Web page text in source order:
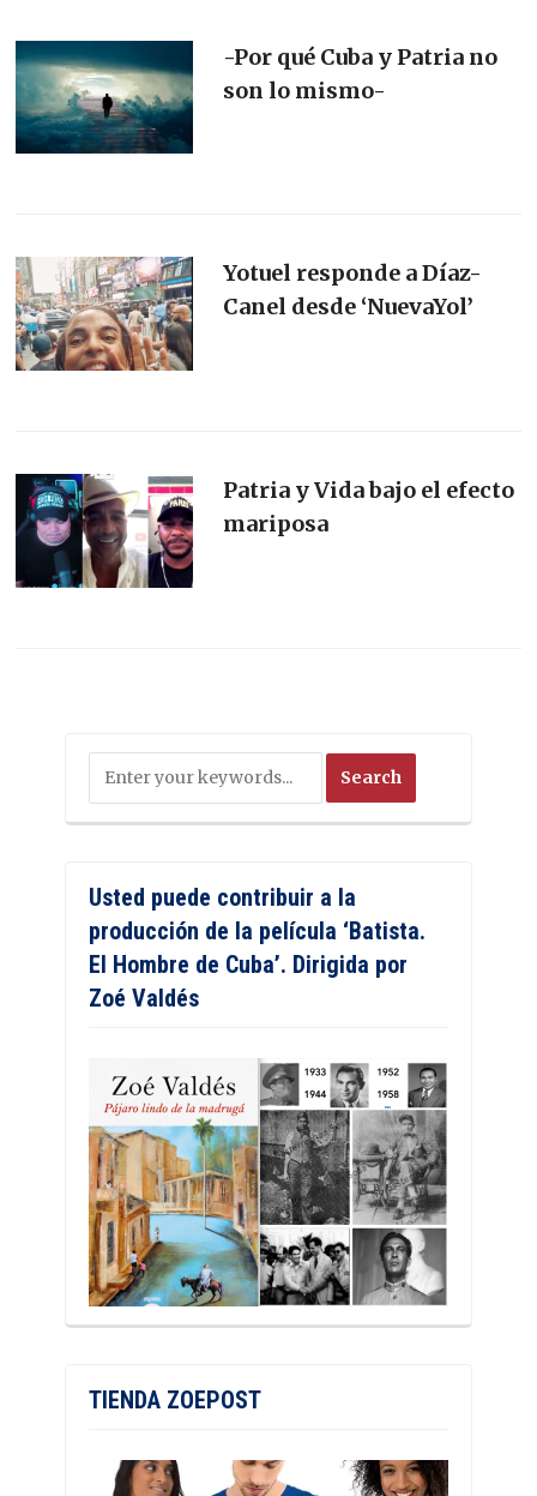
-Por qué Cuba y Patria no
son lo mismo-
Yotuel responde a Díaz-
Canel desde ‘NuevaYol’
Patria y Vida bajo el efecto
mariposa
Usted puede contribuir a la
producción de la película ‘Batista.
El Hombre de Cuba’. Dirigida por
Zoé Valdés
TIENDA ZOEPOST